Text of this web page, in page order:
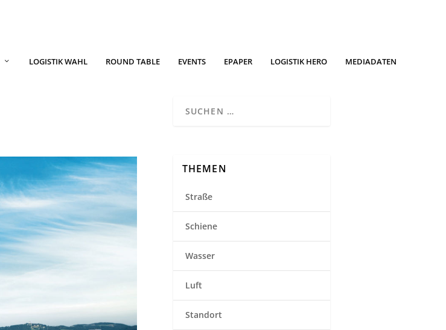
LOGISTIK WAHL ROUND TABLE EVENTS EPAPER LOGISTIK HERO MEDIADATEN
THEMEN
Straße
Schiene
Wasser
Luft
Standort